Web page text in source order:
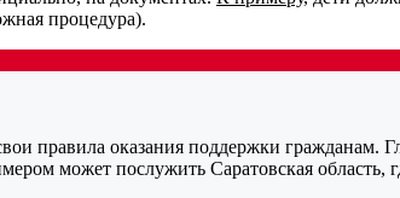
процедура).
правила оказания поддержки гражданам.
может послужить Саратовская область,